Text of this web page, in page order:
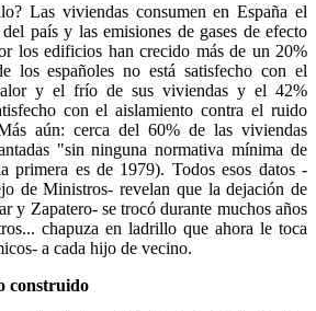
Las viviendas consumen en España el
país y las emisiones de gases de efecto
los edificios han crecido más de un 20%
los españoles no está satisfecho con el
y el frío de sus viviendas y el 42%
con el aislamiento contra el ruido
aún: cerca del 60% de las viviendas
"sin ninguna normativa mínima de
primera es de 1979). Todos esos datos -
de Ministros- revelan que la dejación de
y Zapatero- se trocó durante muchos años
chapuza en ladrillo que ahora le toca
a cada hijo de vecino.
construido